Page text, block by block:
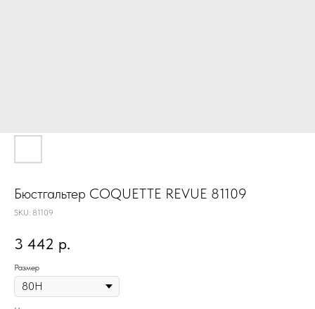
Бюстгальтер COQUETTE REVUE 81109
SKU: 81109
3 442 р.
Размер